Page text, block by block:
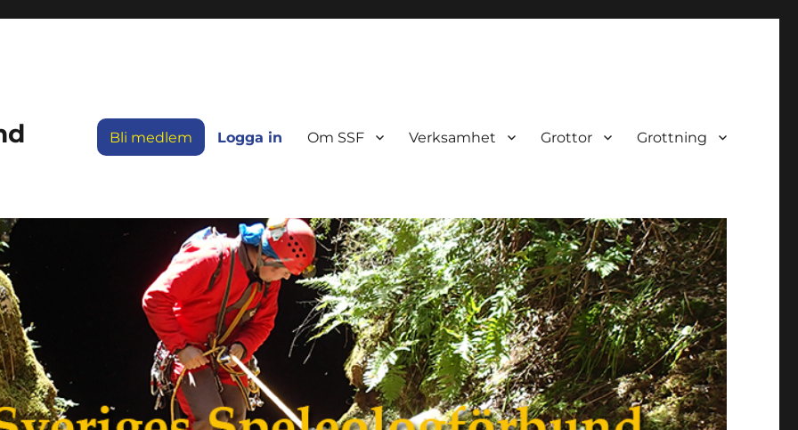
Bli medlem Logga in Om SSF Verksamhet Grottor Grottning